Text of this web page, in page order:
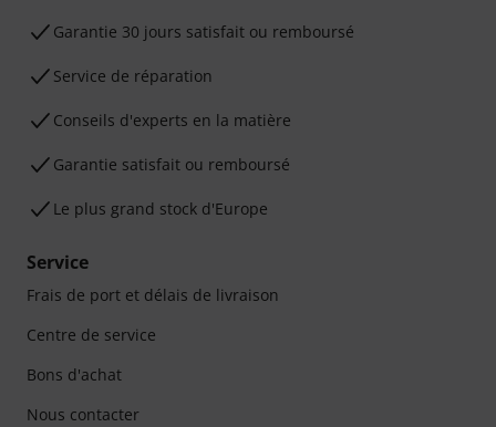
Garantie 30 jours satisfait ou remboursé
Service de réparation
Conseils d'experts en la matière
Garantie satisfait ou remboursé
Le plus grand stock d'Europe
Service
Frais de port et délais de livraison
Centre de service
Bons d'achat
Nous contacter